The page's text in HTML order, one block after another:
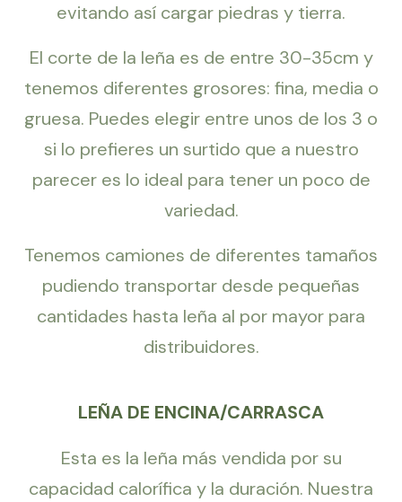
evitando así cargar piedras y tierra.
El corte de la leña es de entre 30-35cm y
tenemos diferentes grosores: fina, media o
gruesa. Puedes elegir entre unos de los 3 o
si lo prefieres un surtido que a nuestro
parecer es lo ideal para tener un poco de
variedad.
Tenemos camiones de diferentes tamaños
pudiendo transportar desde pequeñas
cantidades hasta leña al por mayor para
distribuidores.
LEÑA DE ENCINA/CARRASCA
Esta es la leña más vendida por su
capacidad calorífica y la duración. Nuestra